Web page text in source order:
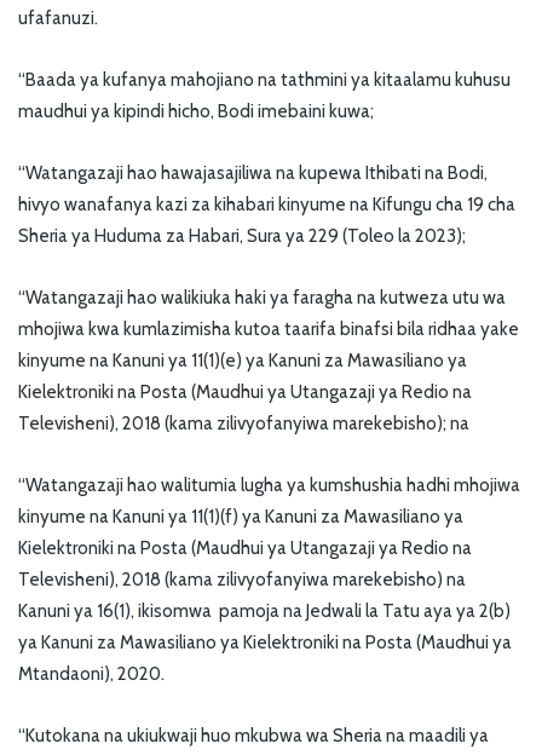
ufafanuzi.
“Baada ya kufanya mahojiano na tathmini ya kitaalamu kuhusu
maudhui ya kipindi hicho, Bodi imebaini kuwa;
“Watangazaji hao hawajasajiliwa na kupewa Ithibati na Bodi,
hivyo wanafanya kazi za kihabari kinyume na Kifungu cha 19 cha
Sheria ya Huduma za Habari, Sura ya 229 (Toleo la 2023);
“Watangazaji hao walikiuka haki ya faragha na kutweza utu wa
mhojiwa kwa kumlazimisha kutoa taarifa binafsi bila ridhaa yake
kinyume na Kanuni ya 11(1)(e) ya Kanuni za Mawasiliano ya
Kielektroniki na Posta (Maudhui ya Utangazaji ya Redio na
Televisheni), 2018 (kama zilivyofanyiwa marekebisho); na
“Watangazaji hao walitumia lugha ya kumshushia hadhi mhojiwa
kinyume na Kanuni ya 11(1)(f) ya Kanuni za Mawasiliano ya
Kielektroniki na Posta (Maudhui ya Utangazaji ya Redio na
Televisheni), 2018 (kama zilivyofanyiwa marekebisho) na
Kanuni ya 16(1), ikisomwa pamoja na Jedwali la Tatu aya ya 2(b)
ya Kanuni za Mawasiliano ya Kielektroniki na Posta (Maudhui ya
Mtandaoni), 2020.
“Kutokana na ukiukwaji huo mkubwa wa Sheria na maadili ya